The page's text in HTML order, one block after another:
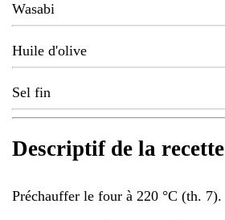
Wasabi
Huile d'olive
Sel fin
Descriptif de la recette
Préchauffer le four à 220 °C (th. 7).